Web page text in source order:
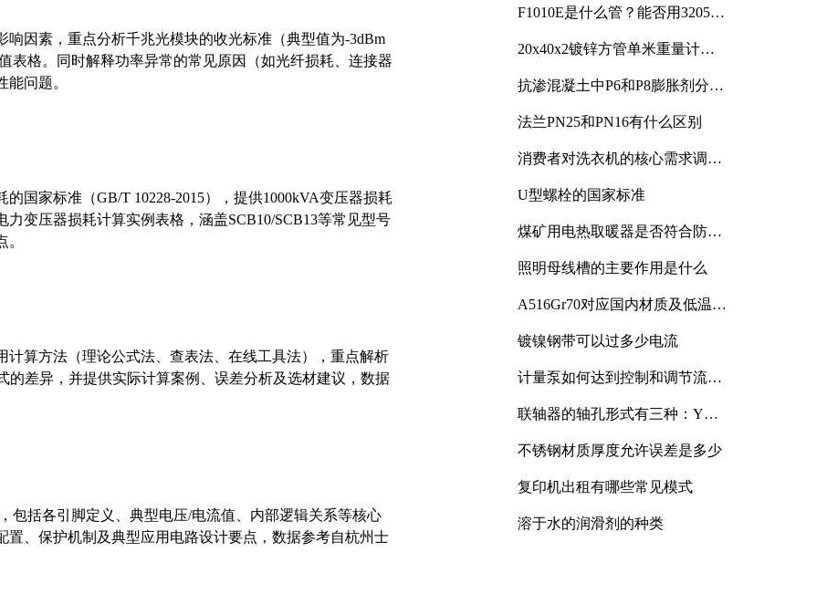
因素，重点分析千兆光模块的收光标准（典型值为-3dBm
表格。同时解释功率异常的常见原因（如光纤损耗、连接器
问题。
国家标准（GB/T 10228-2015），提供1000kVA变压器损耗
变压器损耗计算实例表格，涵盖SCB10/SCB13等常见型号
算方法（理论公式法、查表法、在线工具法），重点解析
的差异，并提供实际计算案例、误差分析及选材建议，数据
包括各引脚定义、典型电压/电流值、内部逻辑关系等核心
、保护机制及典型应用电路设计要点，数据参考自杭州士
F1010E是什么管？能否用3205或
20x40x2镀锌方管单米重量计算
抗渗混凝土中P6和P8膨胀剂分别
法兰PN25和PN16有什么区别
消费者对洗衣机的核心需求调研
U型螺栓的国家标准
煤矿用电热取暖器是否符合防爆
照明母线槽的主要作用是什么
A516Gr70对应国内材质及低温冲
镀镍钢带可以过多少电流
计量泵如何达到控制和调节流量
联轴器的轴孔形式有三种：Y
不锈钢材质厚度允许误差是多少
复印机出租有哪些常见模式
溶于水的润滑剂的种类